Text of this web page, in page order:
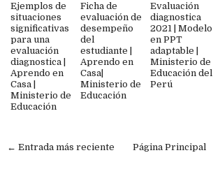
Ejemplos de
situaciones
significativas
para una
evaluación
diagnostica |
Aprendo en
Casa |
Ministerio de
Educación
Ficha de
evaluación de
desempeño
del
estudiante |
Aprendo en
Casa|
Ministerio de
Educación
Evaluación
diagnostica
2021 | Modelo
en PPT
adaptable |
Ministerio de
Educación del
Perú
← Entrada más reciente Página Principal